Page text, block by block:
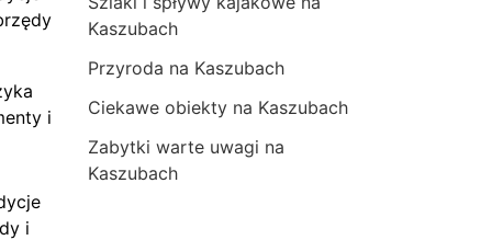
i
i
Kaszubach
Przyroda na Kaszubach
Ciekawe obiekty na Kaszubach
Zabytki warte uwagi na
Kaszubach